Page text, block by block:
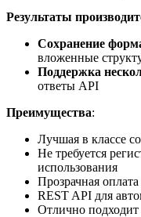
Результаты
Сохранение
вложенные
Поддержка
ответы API
Преимущества:
Лучшая в классе
Не требуется
использования
Прозрачная
REST API для
Отлично